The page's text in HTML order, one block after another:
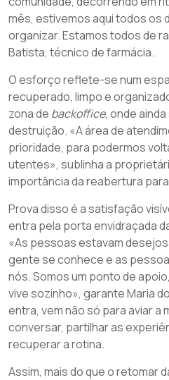
mês, estivemos aqui todos os
organizar. Estamos todos de
Batista, técnico de farmácia.
O esforço reflete-se num
recuperado, limpo e
zona de backoffice, onde
destruição. «A área de
prioridade, para podermos
utentes», sublinha a
importância da reabertura
Prova disso é a satisfação
entra pela porta envidraçada
«As pessoas estavam
gente se conhece e as
nós. Somos um ponto de
vive sozinho», garante Maria
entra, vem não só para aviar a
conversar, partilhar as
recuperar a rotina.
Assim, mais do que o retomar